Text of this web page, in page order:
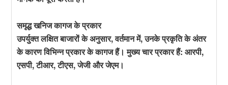
समृद्ध खनिज कागज के प्रकार
उपर्युक्त लक्षित बाजारों के अनुसार, वर्तमान में, उनके प्रकृति के अंतर
के कारण विभिन्न प्रकार के कागज हैं। मुख्य चार प्रकार हैं: आरपी,
एसपी, टीआर, टीएस, जेजी और जेएम।